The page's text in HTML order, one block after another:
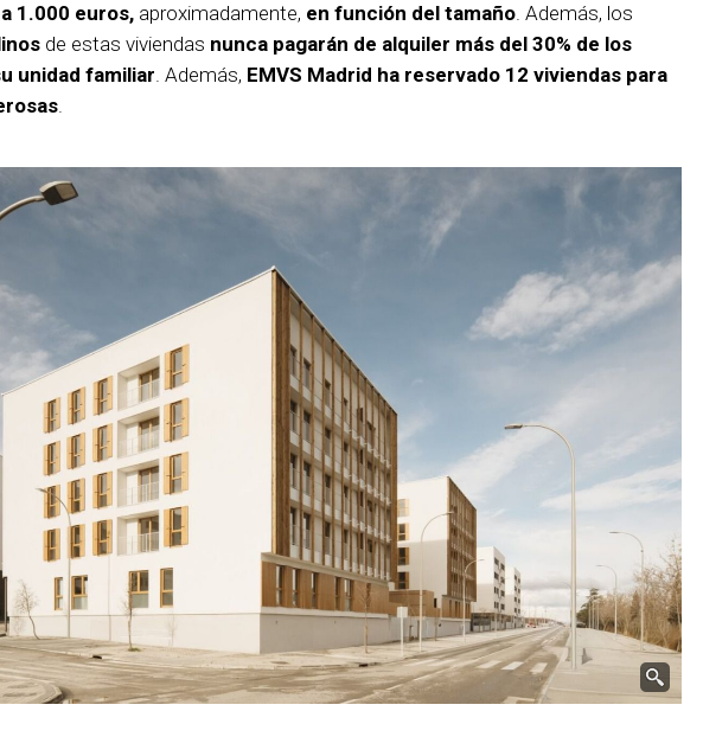
1.000 euros, aproximadamente, en función del tamaño. Además, los
de estas viviendas nunca pagarán de alquiler más del 30% de los
unidad familiar. Además, EMVS Madrid ha reservado 12 viviendas para
.